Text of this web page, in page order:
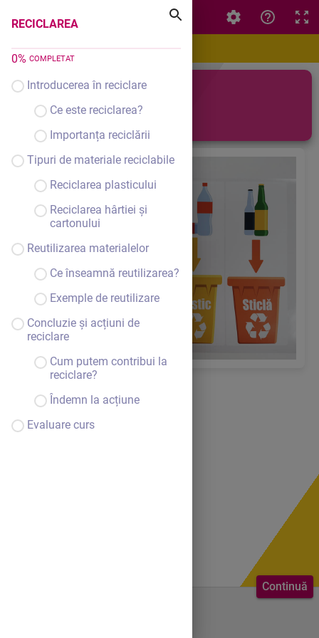
RECICLAREA
0% COMPLETAT
Introducerea în reciclare
Ce este reciclarea?
Importanța reciclării
Tipuri de materiale reciclabile
Reciclarea plasticului
Reciclarea hârtiei și
cartonului
Reutilizarea materialelor
Ce înseamnă reutilizarea?
Exemple de reutilizare
Concluzie și acțiuni de
reciclare
Cum putem contribui la
reciclare?
Îndemn la acțiune
Evaluare curs
Continuă
RECICLAREA
Reciclarea